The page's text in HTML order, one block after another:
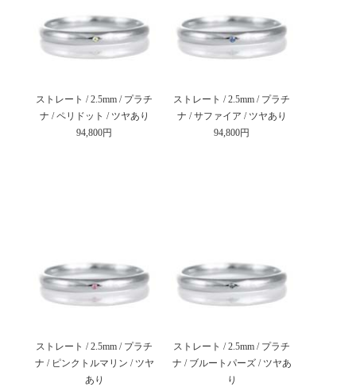
ストレート / 2.5mm / プラチ
ナ / ペリドット / ツヤあり
94,800円
ストレート / 2.5mm / プラチ
ナ / サファイア / ツヤあり
94,800円
ストレート / 2.5mm / プラチ
ナ / ピンクトルマリン / ツヤ
あり
ストレート / 2.5mm / プラチ
ナ / ブルートパーズ / ツヤあ
り